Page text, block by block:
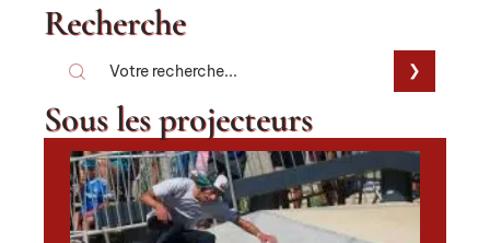
Recherche
Sous les projecteurs